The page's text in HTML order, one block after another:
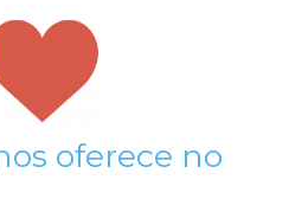
oferece no